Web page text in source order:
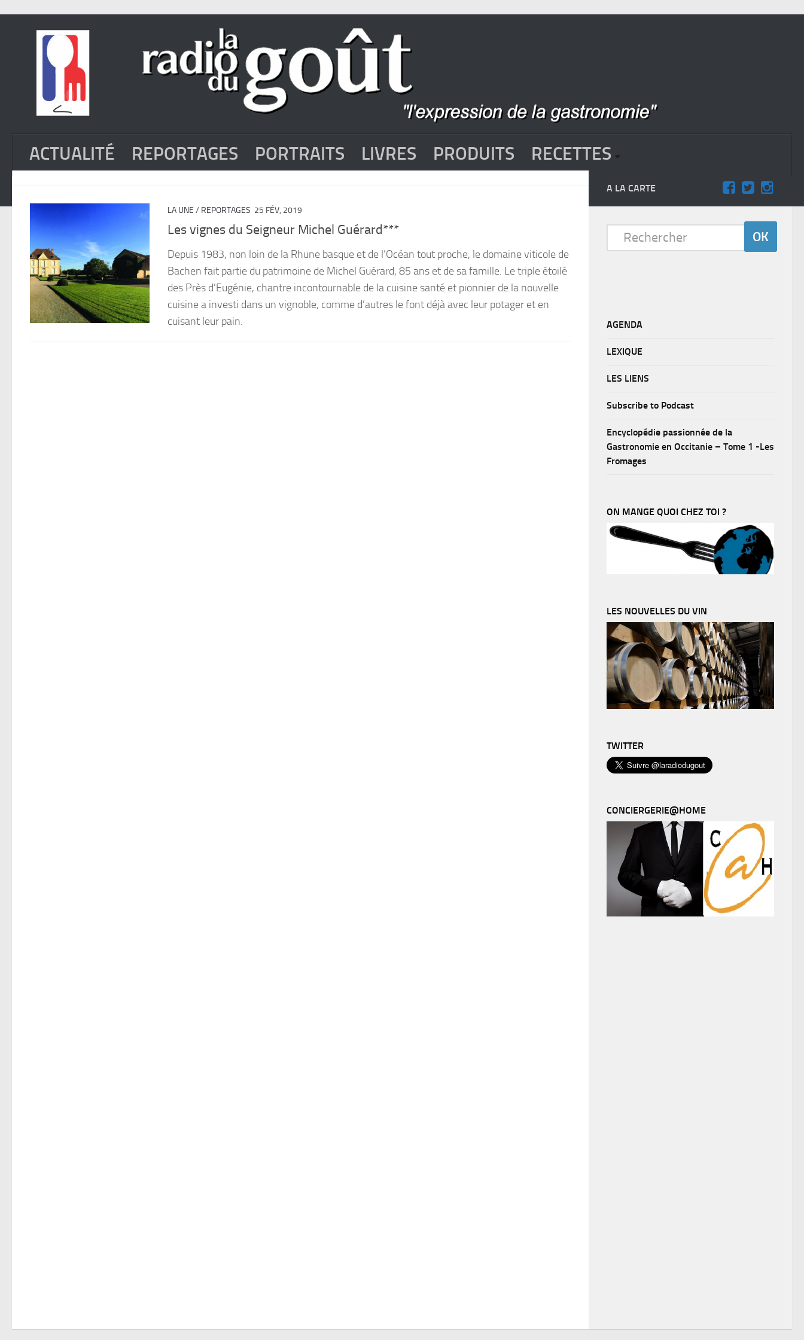
ACTUALITÉ REPORTAGES PORTRAITS LIVRES PRODUITS RECETTES
LA UNE / REPORTAGES 25 FÉV, 2019
Les vignes du Seigneur Michel Guérard***
Depuis 1983, non loin de la Rhune basque et de l’Océan tout proche, le domaine viticole de
Bachen fait partie du patrimoine de Michel Guérard, 85 ans et de sa famille. Le triple étoilé
des Près d’Eugénie, chantre incontournable de la cuisine santé et pionnier de la nouvelle
cuisine a investi dans un vignoble, comme d’autres le font déjà avec leur potager et en
cuisant leur pain.
A LA CARTE
AGENDA
LEXIQUE
LES LIENS
Subscribe to Podcast
Encyclopédie passionnée de la
Gastronomie en Occitanie – Tome 1 -Les
Fromages
ON MANGE QUOI CHEZ TOI ?
LES NOUVELLES DU VIN
TWITTER
CONCIERGERIE@HOME